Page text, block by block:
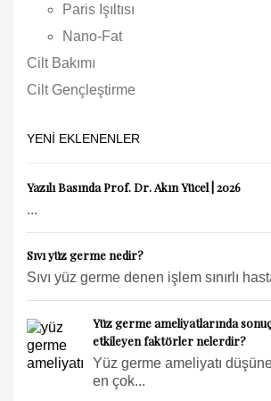
Paris Işıltısı
Nano-Fat
Cilt Bakımı
Cilt Gençleştirme
YENI EKLENENLER
Yazılı Basında Prof. Dr. Akın Yücel | 2026
...
Sıvı yüz germe nedir?
Sıvı yüz germe denen işlem sınırlı
Yüz germe ameliyatlarında
etkileyen faktörler nelerdir?
Yüz germe ameliyatı
en çok...